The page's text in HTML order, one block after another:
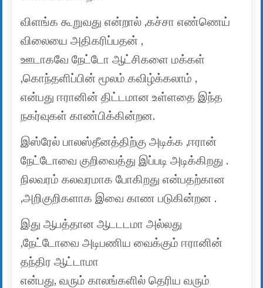
விளங்க கூறுவது என்றால் ,கச்சா எண்ணெய்
விலையை அதிகரிப்பதன் ,
ஊடாகவே நேட்டோ ஆட்சிகளை மக்கள்
,கொந்தளிப்பின் மூலம் கவிழ்க்கலாம் ,
என்பது ஈரானின் திட்டமான உள்ளதை இந்த
நகர்வுகள் காண்பிக்கின்றன.
இஸ்ரேல் பாலஸ்தீனத்திற்கு அடிக்க ,ஈரான்
நேட்டோவை குறிவைத்து இப்படி அடிக்கிறது .
நிலவரம் கலவரமாக போகிறது என்பதற்கான
,அறிகுறிகளாக இவை காண படுகின்றன .
இது ஆபத்தான ஆடடடமா அல்லது
,நேட்டோவை அடிபணிய வைக்கும் ஈரானின்
தந்திர ஆட்டாமா
என்பது, வரும் காலங்களில் தெரிய வரும்